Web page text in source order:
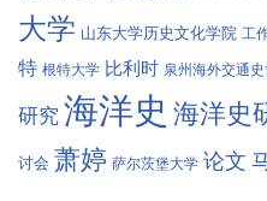
大学 山东大学历史文化学院 工
特 根特大学 比利时 泉州海外交通
研究 海洋史 海洋史
讨会 萧婷 萨尔茨堡大学 论文